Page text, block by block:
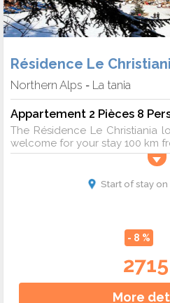
Résidence Le
Northern Alps - La tania
Appartement 2 Pièces 8
The Résidence Le Christiania
welcome for your stay 100 km
Start of stay
- 8 %
More